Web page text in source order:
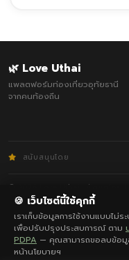
🌿 Love Uthai
แพลตฟอร์มท่องเที่ยวอุทัยธานี
จากคนท้องถิ่น
สนับสนุนโดย
© 2026 Love Uthai · พัฒนาโดย
กฎกติกา · ความเป็นส่วนตัว
🍪 เว็บไซต์นี้ใช้คุกกี้
เราเก็บข้อมูลการใช้งานแบบไม่ร
เพื่อปรับปรุงประสบการณ์ ตาม
PDPA — คุณสามารถขอลบข้อมู
หน้านโยบายฯ